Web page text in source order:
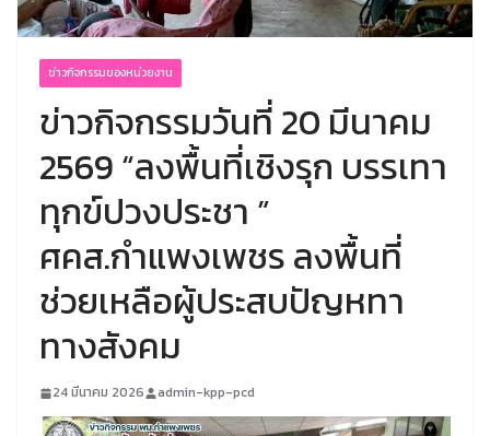
ข่าวกิจกรรมของหน่วยงาน
ข่าวกิจกรรมวันที่ 20 มีนาคม
2569 “ลงพื้นที่เชิงรุก บรรเทา
ทุกข์ปวงประชา ”
ศคส.กำแพงเพชร ลงพื้นที่
ช่วยเหลือผู้ประสบปัญหทา
ทางสังคม
24 มีนาคม 2026 admin-kpp-pcd